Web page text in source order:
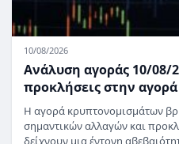
10/08/2026
Ανάλυση αγοράς 10/08/
προκλήσεις στην
Η αγορά κρυπτονομισμάτων
σημαντικών αλλαγών και
δείχνουν μια έντονη